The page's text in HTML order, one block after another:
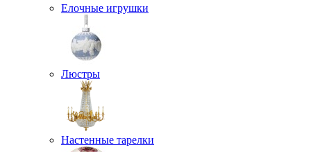
Елочные игрушки
Люстры
Настенные тарелки